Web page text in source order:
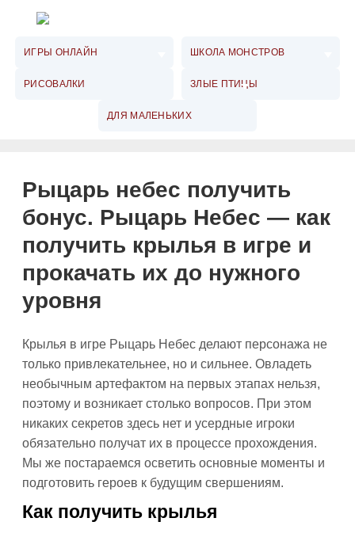
ИГРЫ ОНЛАЙН ШКОЛА МОНСТРОВ
РИСОВАЛКИ ЗЛЫЕ ПТИЦЫ
ДЛЯ МАЛЕНЬКИХ
Рыцарь небес получить
бонус. Рыцарь Небес — как
получить крылья в игре и
прокачать их до нужного
уровня
Крылья в игре Рыцарь Небес делают персонажа не
только привлекательнее, но и сильнее. Овладеть
необычным артефактом на первых этапах нельзя,
поэтому и возникает столько вопросов. При этом
никаких секретов здесь нет и усердные игроки
обязательно получат их в процессе прохождения.
Мы же постараемся осветить основные моменты и
подготовить героев к будущим свершениям.
Как получить крылья